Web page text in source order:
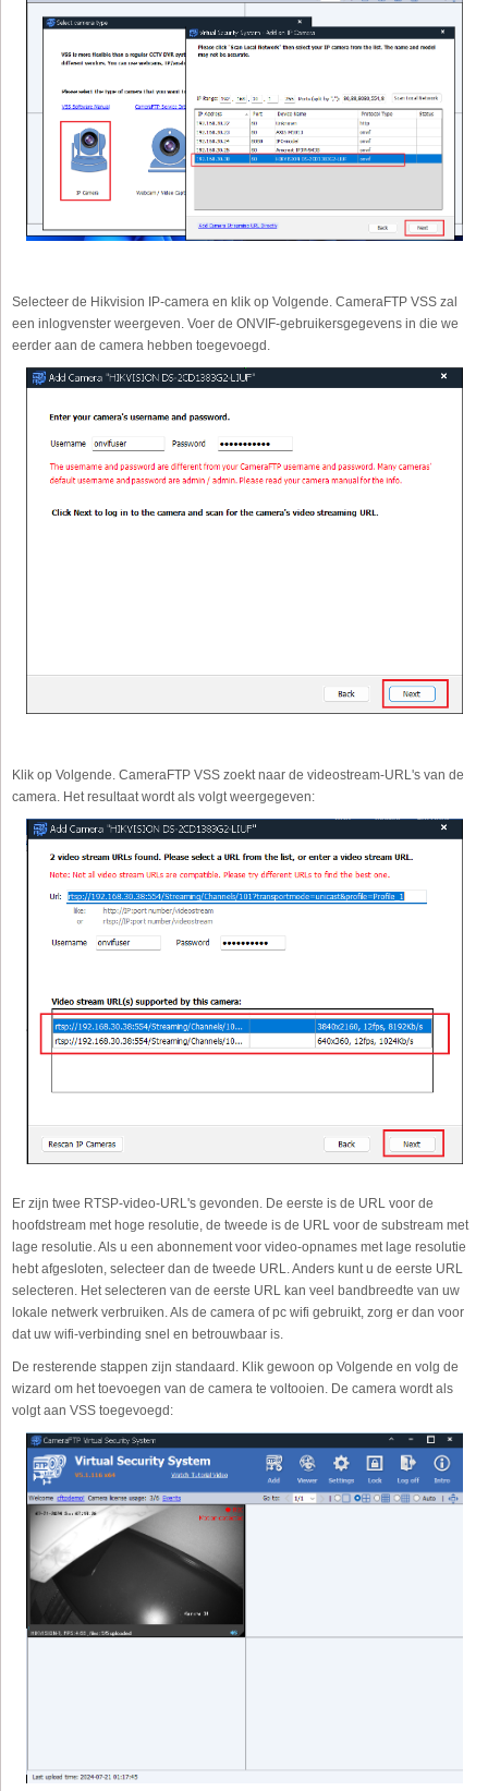
Selecteer de Hikvision IP-camera en klik op Volgende. CameraFTP VSS zal
een inlogvenster weergeven. Voer de ONVIF-gebruikersgegevens in die we
eerder aan de camera hebben toegevoegd.
Klik op Volgende. CameraFTP VSS zoekt naar de videostream-URL's van de
camera. Het resultaat wordt als volgt weergegeven:
Er zijn twee RTSP-video-URL's gevonden. De eerste is de URL voor de
hoofdstream met hoge resolutie, de tweede is de URL voor de substream met
lage resolutie. Als u een abonnement voor video-opnames met lage resolutie
hebt afgesloten, selecteer dan de tweede URL. Anders kunt u de eerste URL
selecteren. Het selecteren van de eerste URL kan veel bandbreedte van uw
lokale netwerk verbruiken. Als de camera of pc wifi gebruikt, zorg er dan voor
dat uw wifi-verbinding snel en betrouwbaar is.
De resterende stappen zijn standaard. Klik gewoon op Volgende en volg de
wizard om het toevoegen van de camera te voltooien. De camera wordt als
volgt aan VSS toegevoegd: